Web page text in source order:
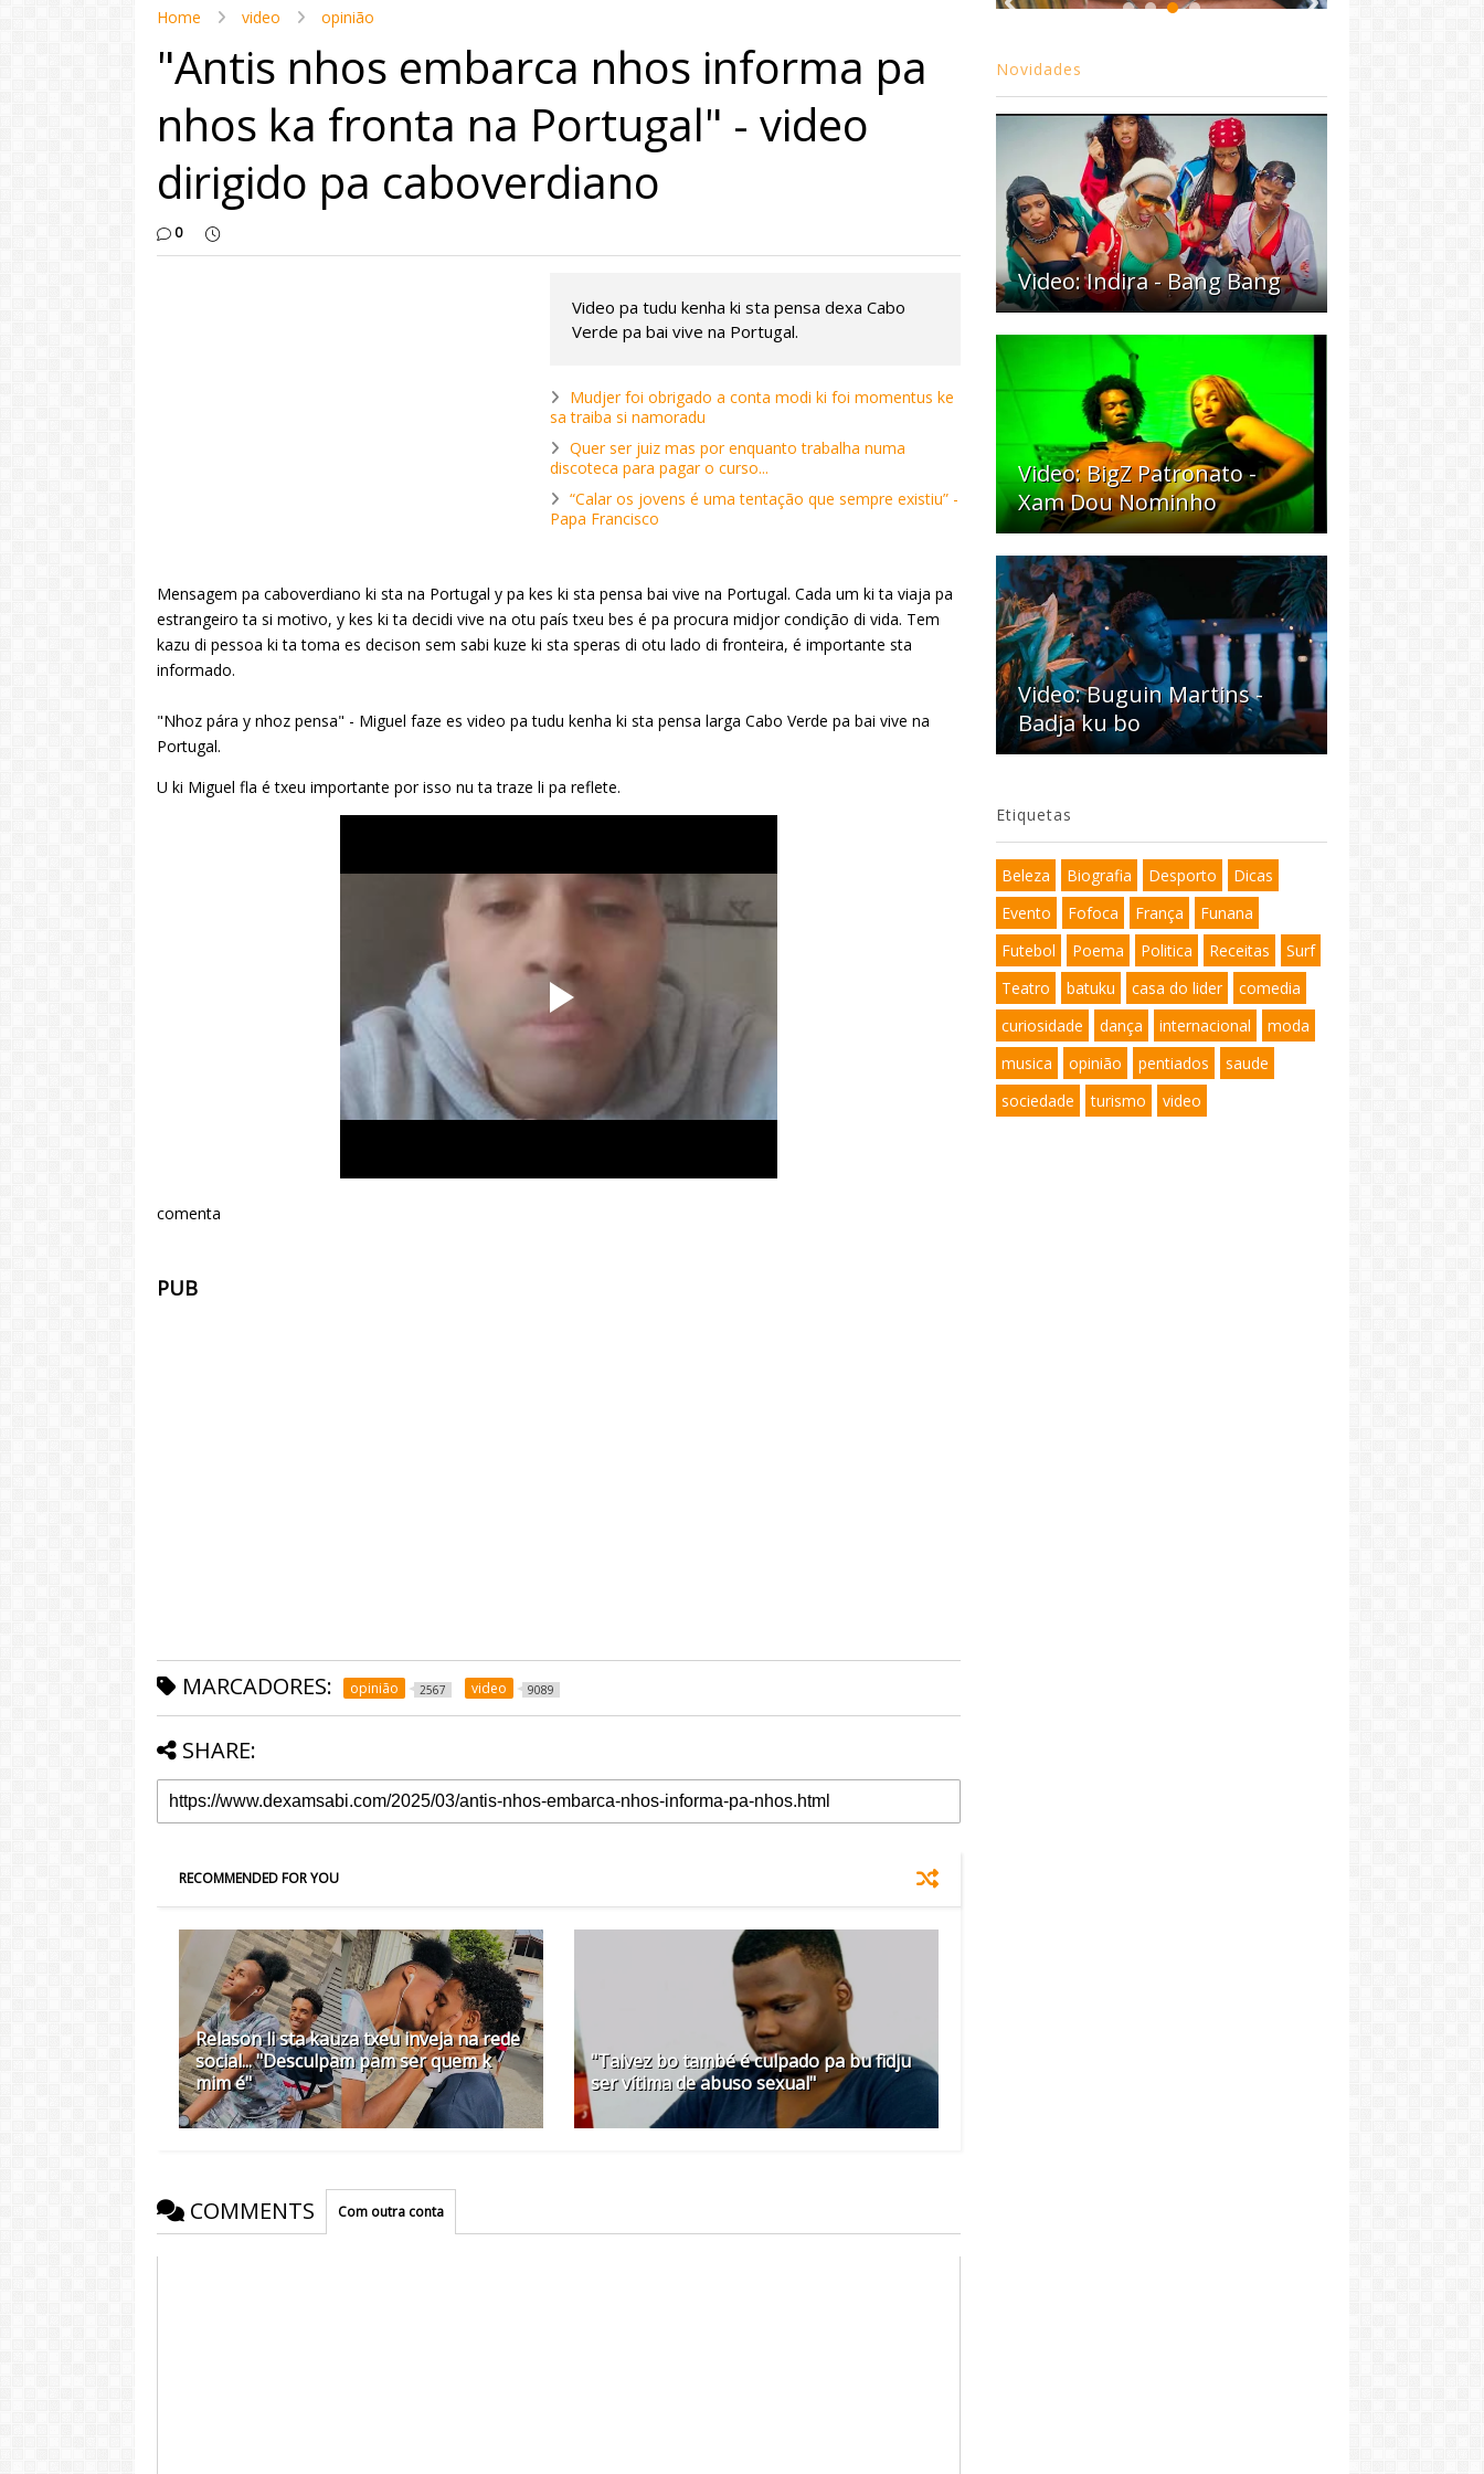
Home video opinião
"Antis nhos embarca nhos informa pa
nhos ka fronta na Portugal" - video
dirigido pa caboverdiano
0
Video pa tudu kenha ki sta pensa dexa Cabo
Verde pa bai vive na Portugal.
Mudjer foi obrigado a conta modi ki foi momentus ke
sa traiba si namoradu
Quer ser juiz mas por enquanto trabalha numa
discoteca para pagar o curso...
“Calar os jovens é uma tentação que sempre existiu” -
Papa Francisco
Mensagem pa caboverdiano ki sta na Portugal y pa kes ki sta pensa bai vive na Portugal. Cada um ki ta viaja pa
estrangeiro ta si motivo, y kes ki ta decidi vive na otu país txeu bes é pa procura midjor condição di vida. Tem
kazu di pessoa ki ta toma es decison sem sabi kuze ki sta speras di otu lado di fronteira, é importante sta
informado.
"Nhoz pára y nhoz pensa" - Miguel faze es video pa tudu kenha ki sta pensa larga Cabo Verde pa bai vive na
Portugal.
U ki Miguel fla é txeu importante por isso nu ta traze li pa reflete.
comenta
PUB
MARCADORES: opinião 2567 video 9089
SHARE:
RECOMMENDED FOR YOU
Relason li sta kauza txeu inveja na rede
social... "Desculpam pam ser quem k
mim é"
"Talvez bo també é culpado pa bu fidju
ser vítima de abuso sexual"
COMMENTS Com outra conta
Novidades
Video: Indira - Bang Bang
Video: BigZ Patronato -
Xam Dou Nominho
Video: Buguin Martins -
Badja ku bo
Etiquetas
Beleza Biografia Desporto
Dicas
Evento
Fofoca França
Funana
Futebol
Poema Politica Receitas
Surf
Teatro
batuku casa do lider
comedia
curiosidade
dança internacional
moda
musica
opinião pentiados
saude
sociedade
turismo video